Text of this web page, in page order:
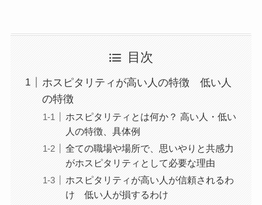
目次
ホスピタリティが高い人の特徴 低い人
の特徴
ホスピタリティとは何か？ 高い人・低い
人の特徴、具体例
全ての職場や場所で、思いやりと共感力
がホスピタリティとして必要な理由
ホスピタリティが高い人が信頼されるわ
け 低い人が損するわけ